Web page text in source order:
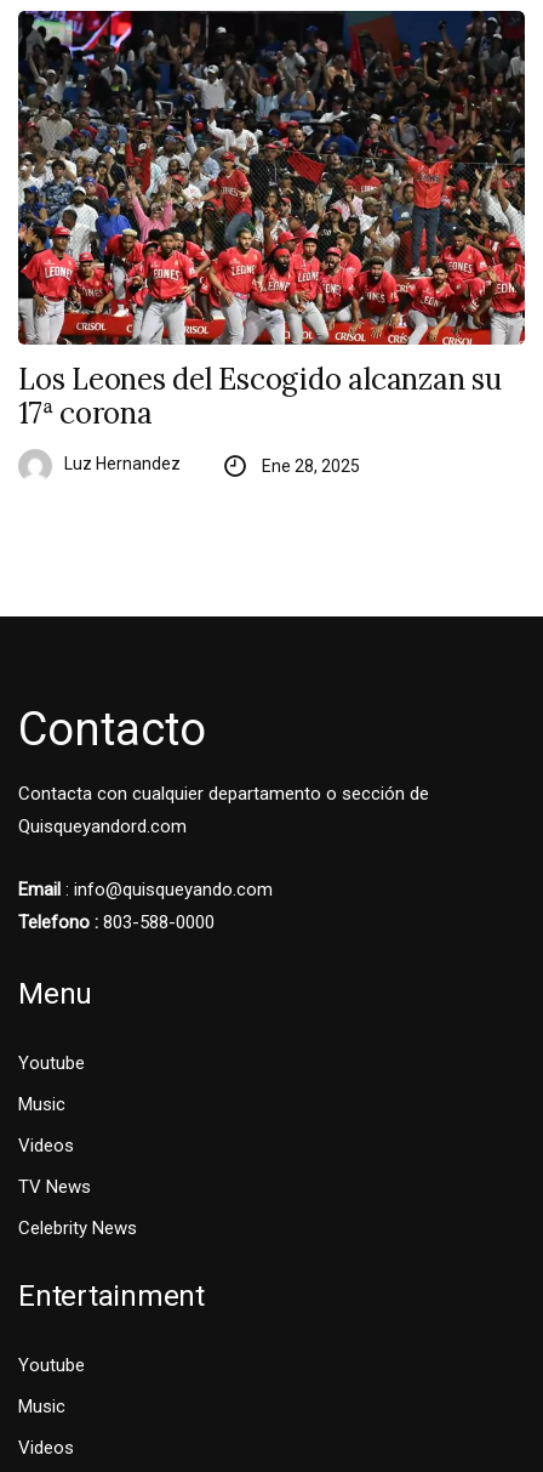
Los Leones del Escogido alcanzan su
17ª corona
Luz Hernandez Ene 28, 2025
Contacto
Contacta con cualquier departamento o sección de
Quisqueyandord.com
Email : info@quisqueyando.com
Telefono : 803-588-0000
Menu
Youtube
Music
Videos
TV News
Celebrity News
Entertainment
Youtube
Music
Videos